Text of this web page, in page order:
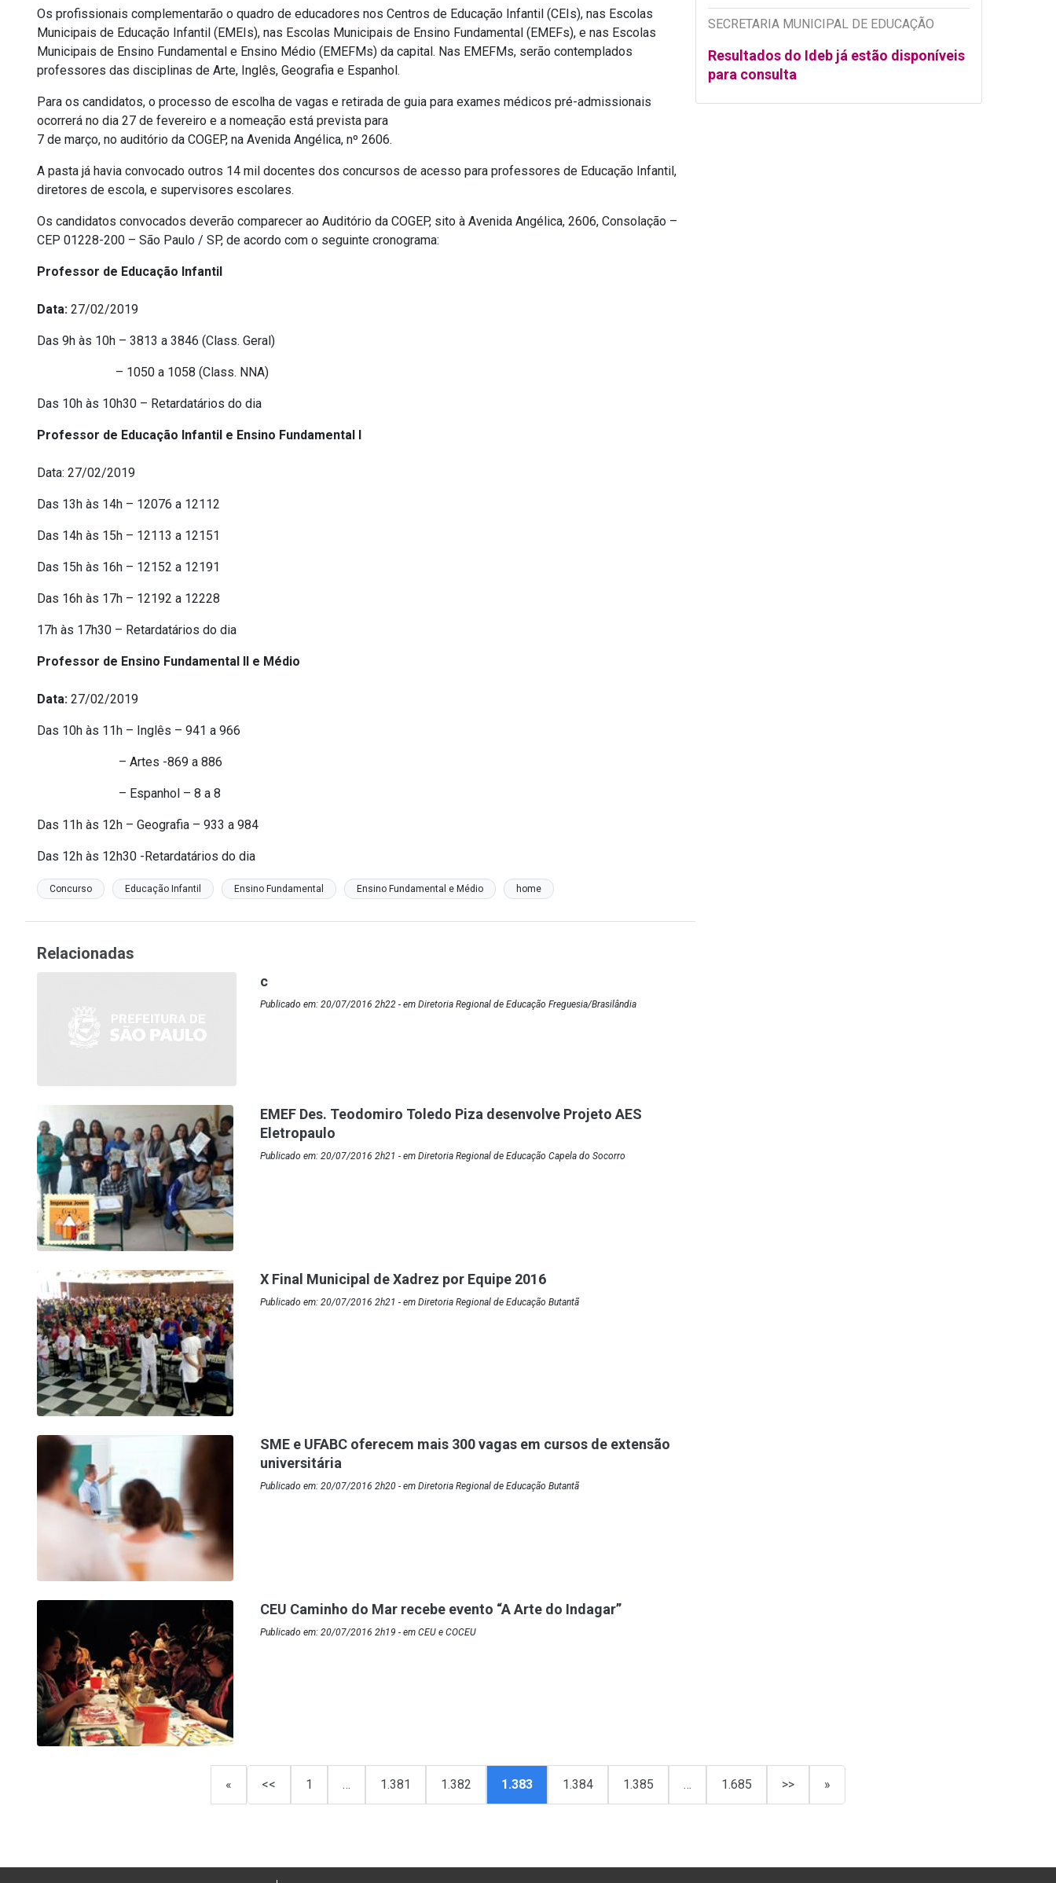
Os profissionais complementarão o quadro de educadores nos Centros de Educação Infantil (CEIs), nas Escolas
Municipais de Educação Infantil (EMEIs), nas Escolas Municipais de Ensino Fundamental (EMEFs), e nas Escolas
Municipais de Ensino Fundamental e Ensino Médio (EMEFMs) da capital. Nas EMEFMs, serão contemplados
professores das disciplinas de Arte, Inglês, Geografia e Espanhol.
Para os candidatos, o processo de escolha de vagas e retirada de guia para exames médicos pré-admissionais
ocorrerá no dia 27 de fevereiro e a nomeação está prevista para
7 de março, no auditório da COGEP, na Avenida Angélica, nº 2606.
A pasta já havia convocado outros 14 mil docentes dos concursos de acesso para professores de Educação Infantil,
diretores de escola, e supervisores escolares.
Os candidatos convocados deverão comparecer ao Auditório da COGEP, sito à Avenida Angélica, 2606, Consolação –
CEP 01228-200 – São Paulo / SP, de acordo com o seguinte cronograma:
Professor de Educação Infantil
Data: 27/02/2019
Das 9h às 10h – 3813 a 3846 (Class. Geral)
– 1050 a 1058 (Class. NNA)
Das 10h às 10h30 – Retardatários do dia
Professor de Educação Infantil e Ensino Fundamental I
Data: 27/02/2019
Das 13h às 14h – 12076 a 12112
Das 14h às 15h – 12113 a 12151
Das 15h às 16h – 12152 a 12191
Das 16h às 17h – 12192 a 12228
17h às 17h30 – Retardatários do dia
Professor de Ensino Fundamental II e Médio
Data: 27/02/2019
Das 10h às 11h – Inglês – 941 a 966
– Artes -869 a 886
– Espanhol – 8 a 8
Das 11h às 12h – Geografia – 933 a 984
Das 12h às 12h30 -Retardatários do dia
Concurso Educação Infantil Ensino Fundamental Ensino Fundamental e Médio home
SECRETARIA MUNICIPAL DE EDUCAÇÃO
Resultados do Ideb já estão disponíveis
para consulta
Relacionadas
c
Publicado em: 20/07/2016 2h22 - em Diretoria Regional de Educação Freguesia/Brasilândia
EMEF Des. Teodomiro Toledo Piza desenvolve Projeto AES
Eletropaulo
Publicado em: 20/07/2016 2h21 - em Diretoria Regional de Educação Capela do Socorro
X Final Municipal de Xadrez por Equipe 2016
Publicado em: 20/07/2016 2h21 - em Diretoria Regional de Educação Butantã
SME e UFABC oferecem mais 300 vagas em cursos de extensão
universitária
Publicado em: 20/07/2016 2h20 - em Diretoria Regional de Educação Butantã
CEU Caminho do Mar recebe evento “A Arte do Indagar”
Publicado em: 20/07/2016 2h19 - em CEU e COCEU
« << 1 … 1.381 1.382 1.383 1.384 1.385 … 1.685 >> »